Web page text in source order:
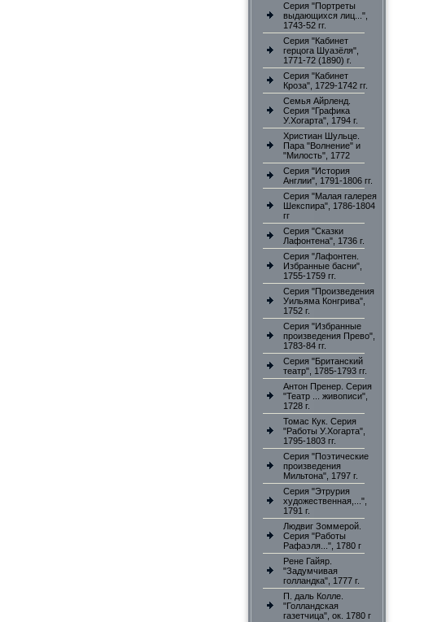
Серия "Портреты
выдающихся лиц...",
1743-52 гг.
Серия "Кабинет
герцога Шуазёля",
1771-72 (1890) г.
Серия "Кабинет
Кроза", 1729-1742 гг.
Семья Айрленд.
Серия "Графика
У.Хогарта", 1794 г.
Христиан Шульце.
Пара "Волнение" и
"Милость", 1772
Серия "История
Англии", 1791-1806 гг.
Серия "Малая галерея
Шекспира", 1786-1804
гг
Серия "Сказки
Лафонтена", 1736 г.
Серия "Лафонтен.
Избранные басни",
1755-1759 гг.
Серия "Произведения
Уильяма Конгрива",
1752 г.
Серия "Избранные
произведения Прево",
1783-84 гг.
Серия "Британский
театр", 1785-1793 гг.
Антон Пренер. Серия
"Театр ... живописи",
1728 г.
Томас Кук. Серия
"Работы У.Хогарта",
1795-1803 гг.
Серия "Поэтические
произведения
Мильтона", 1797 г.
Серия "Этрурия
художественная,...",
1791 г.
Людвиг Зоммерой.
Серия "Работы
Рафаэля...", 1780 г
Рене Гайяр.
"Задумчивая
голландка", 1777 г.
П. даль Колле.
"Голландская
газетчица", ок. 1780 г